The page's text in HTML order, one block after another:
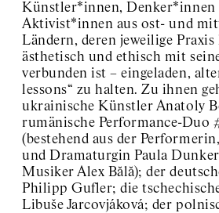
Künstler*innen, Denker*innen
Aktivist*innen aus ost- und
Ländern, deren jeweilige
ästhetisch und ethisch mit
verbunden ist – eingeladen,
lessons“ zu halten. Zu ihnen
ukrainische Künstler Anatoly
rumänische Performance-Duo
(bestehend aus der
und Dramaturgin Paula
Musiker Alex Bălă); der
Philipp Gufler; die
Libuše Jarcovjáková; der